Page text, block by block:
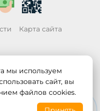
Карта сайта
мы используем
сайт, вы
файлов cookies.